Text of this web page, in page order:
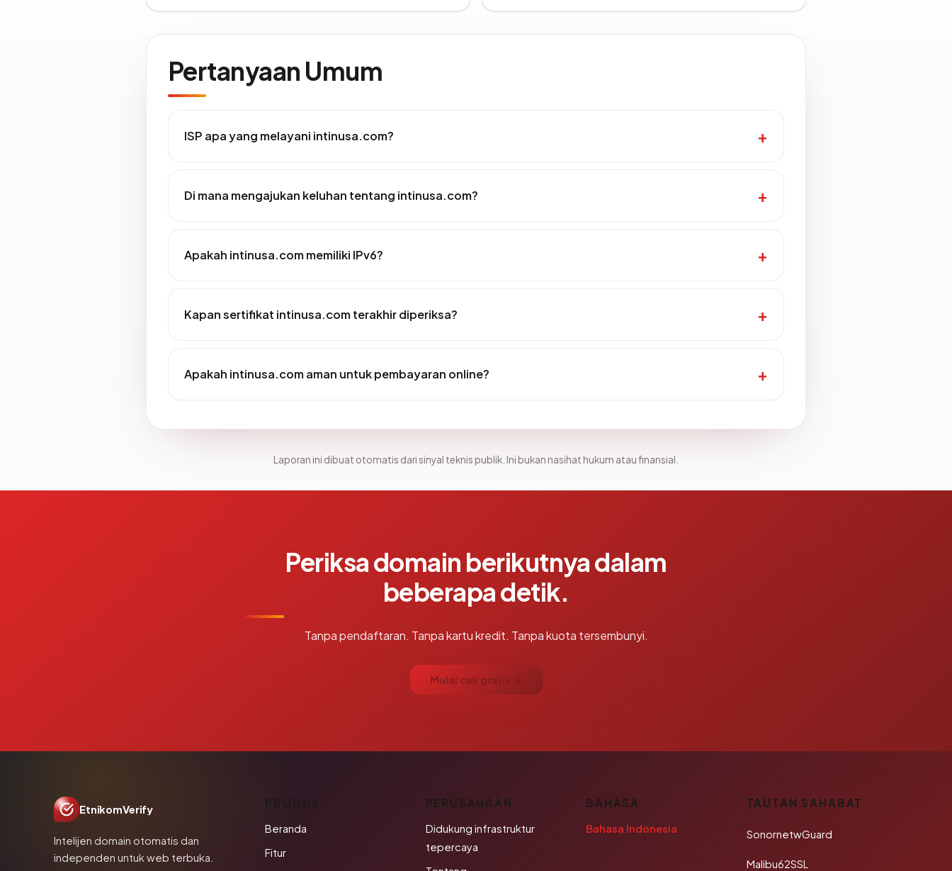
Pertanyaan Umum
ISP apa yang melayani intinusa.com?
Di mana mengajukan keluhan tentang intinusa.com?
Apakah intinusa.com memiliki IPv6?
Kapan sertifikat intinusa.com terakhir diperiksa?
Apakah intinusa.com aman untuk pembayaran online?
Laporan ini dibuat otomatis dari sinyal teknis publik. Ini bukan nasihat hukum atau finansial.
Periksa domain berikutnya dalam
beberapa detik.
Tanpa pendaftaran. Tanpa kartu kredit. Tanpa kuota tersembunyi.
Mulai cek gratis →
EtnikomVerify
Intelijen domain otomatis dan
independen untuk web terbuka.
PRODUK
Beranda
Fitur
PERUSAHAAN
Didukung infrastruktur
tepercaya
BAHASA
Bahasa Indonesia
TAUTAN SAHABAT
SonornetwGuard
Malibu62SSL